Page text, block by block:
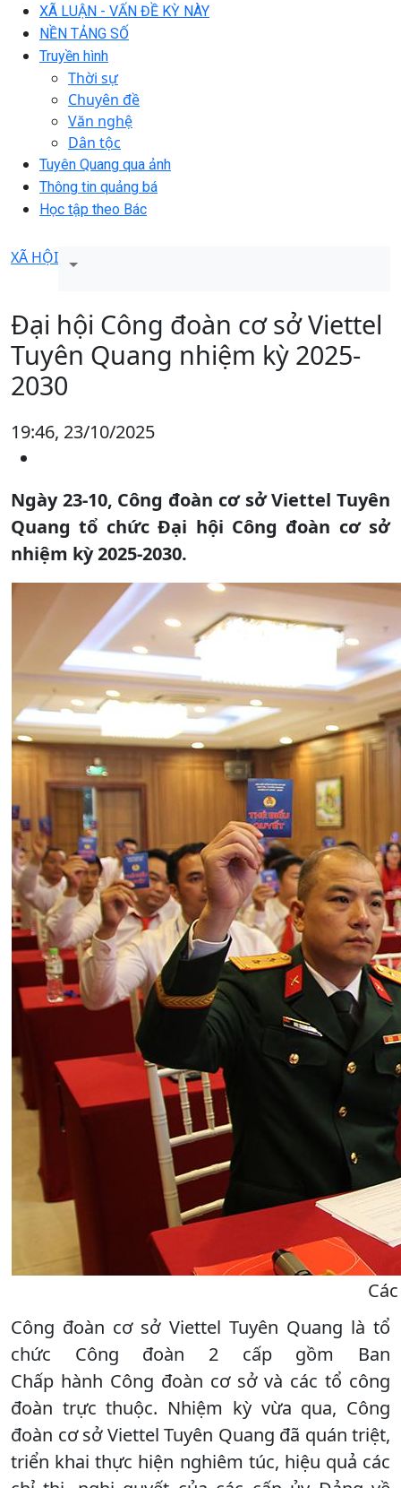
XÃ LUẬN - VẤN ĐỀ KỲ NÀY
NỀN TẢNG SỐ
Truyền hình
Thời sự
Chuyên đề
Văn nghệ
Dân tộc
Tuyên Quang qua ảnh
Thông tin quảng bá
Học tập theo Bác
XÃ HỘI
Đại hội Công đoàn cơ sở Viettel
Tuyên Quang nhiệm kỳ 2025-
2030
19:46, 23/10/2025
Ngày 23-10, Công đoàn cơ sở Viettel Tuyên
Quang tổ chức Đại hội Công đoàn cơ sở
nhiệm kỳ 2025-2030.
Công đoàn cơ sở Viettel Tuyên Quang là tổ
chức Công đoàn 2 cấp gồm Ban
Chấp hành Công đoàn cơ sở và các tổ công
đoàn trực thuộc. Nhiệm kỳ vừa qua, Công
đoàn cơ sở Viettel Tuyên Quang đã quán triệt,
triển khai thực hiện nghiêm túc, hiệu quả các